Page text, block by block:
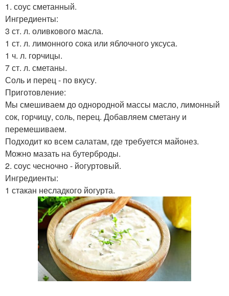
1. соус сметанный.
Ингредиенты:
3 ст. л. оливкового масла.
1 ст. л. лимонного сока или яблочного уксуса.
1 ч. л. горчицы.
7 ст. л. сметаны.
Соль и перец - по вкусу.
Приготовление:
Мы смешиваем до однородной массы масло, лимонный
сок, горчицу, соль, перец. Добавляем сметану и
перемешиваем.
Подходит ко всем салатам, где требуется майонез.
Можно мазать на бутерброды.
2. соус чесночно - йогуртовый.
Ингредиенты:
1 стакан несладкого йогурта.